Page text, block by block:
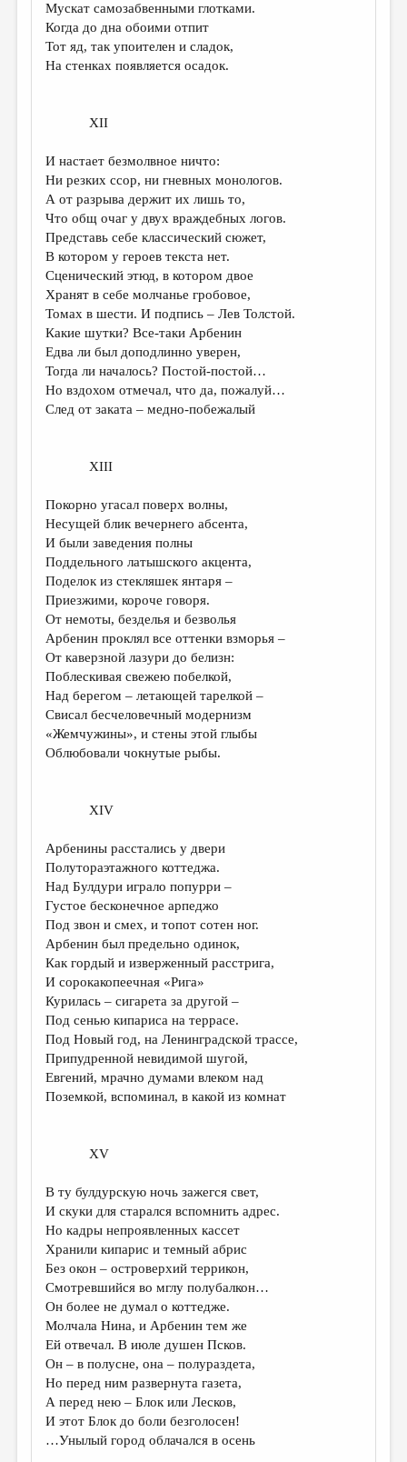
Мускат самозабвенными глотками.
Когда до дна обоими отпит
Тот яд, так упоителен и сладок,
На стенках появляется осадок.
XII
И настает безмолвное ничто:
Ни резких ссор, ни гневных монологов.
А от разрыва держит их лишь то,
Что общ очаг у двух враждебных логов.
Представь себе классический сюжет,
В котором у героев текста нет.
Сценический этюд, в котором двое
Хранят в себе молчанье гробовое,
Томах в шести. И подпись – Лев Толстой.
Какие шутки? Все-таки Арбенин
Едва ли был доподлинно уверен,
Тогда ли началось? Постой-постой…
Но вздохом отмечал, что да, пожалуй…
След от заката – медно-побежалый
XIII
Покорно угасал поверх волны,
Несущей блик вечернего абсента,
И были заведения полны
Поддельного латышского акцента,
Поделок из стекляшек янтаря –
Приезжими, короче говоря.
От немоты, безделья и безволья
Арбенин проклял все оттенки взморья –
От каверзной лазури до белизн:
Поблескивая свежею побелкой,
Над берегом – летающей тарелкой –
Свисал бесчеловечный модернизм
«Жемчужины», и стены этой глыбы
Облюбовали чокнутые рыбы.
XIV
Арбенины расстались у двери
Полутораэтажного коттеджа.
Над Булдури играло попурри –
Густое бесконечное арпеджо
Под звон и смех, и топот сотен ног.
Арбенин был предельно одинок,
Как гордый и изверженный расстрига,
И сорокакопеечная «Рига»
Курилась – сигарета за другой –
Под сенью кипариса на террасе.
Под Новый год, на Ленинградской трассе,
Припудренной невидимой шугой,
Евгений, мрачно думами влеком над
Поземкой, вспоминал, в какой из комнат
XV
В ту булдурскую ночь зажегся свет,
И скуки для старался вспомнить адрес.
Но кадры непроявленных кассет
Хранили кипарис и темный абрис
Без окон – островерхий террикон,
Смотревшийся во мглу полубалкон…
Он более не думал о коттедже.
Молчала Нина, и Арбенин тем же
Ей отвечал. В июле душен Псков.
Он – в полусне, она – полураздета,
Но перед ним развернута газета,
А перед нею – Блок или Лесков,
И этот Блок до боли безголосен!
…Унылый город облачался в осень